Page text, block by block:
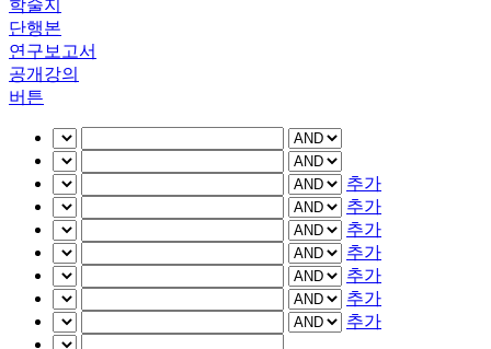
학술지
단행본
연구보고서
공개강의
버튼
추가
추가
추가
추가
추가
추가
추가